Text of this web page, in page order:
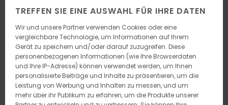
TREFFEN SIE EINE AUSWAHL FÜR IHRE DATEN
Wir und unsere Partner verwenden Cookies oder eine
vergleichbare Technologie, um Informationen auf Ihrem
Gerät zu speichern und/oder darauf zuzugreifen. Diese
personenbezogenen Informationen (wie Ihre Browserdaten
und Ihre IP-Adresse) können verwendet werden, um Ihnen
personalisierte Beiträge und Inhalte zu präsentieren, um die
Leistung von Werbung und Inhalten zu messen, und um
mehr über ihr Publikum zu erfahren, um die Produkte unserer